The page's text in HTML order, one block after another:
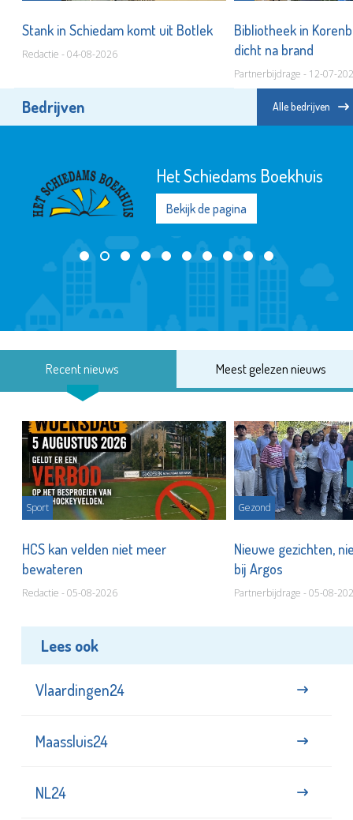
Stank in Schiedam komt uit Botlek
Redactie - 04-08-2026
Bibliotheek in
dicht na brand
Partnerbijdrage - 12-07-
Bedrijven Alle bedrijven
Het Schiedams Boekhuis
Bekijk de pagina
Recent nieuws Meest gelezen nieuws
Sport
HCS kan velden niet meer
bewateren
Redactie - 05-08-2026
Gezond
Nieuwe gezichten,
bij Argos
Partnerbijdrage - 05-08-
Lees ook
Vlaardingen24
Maassluis24
NL24